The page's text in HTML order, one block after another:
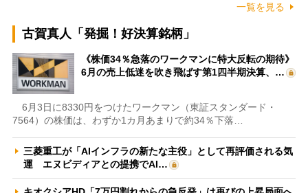
一覧を見る
古賀真人「発掘！好決算銘柄」
《株価34％急落のワークマンに特大反転の期待》
6月の売上低迷を吹き飛ばす第1四半期決算、…
6月3日に8330円をつけたワークマン（東証スタンダード・
7564）の株価は、わずか1カ月あまりで約34％下落…
三菱重工が「AIインフラの新たな主役」として再評価される気
運 エヌビディアとの提携でAI…